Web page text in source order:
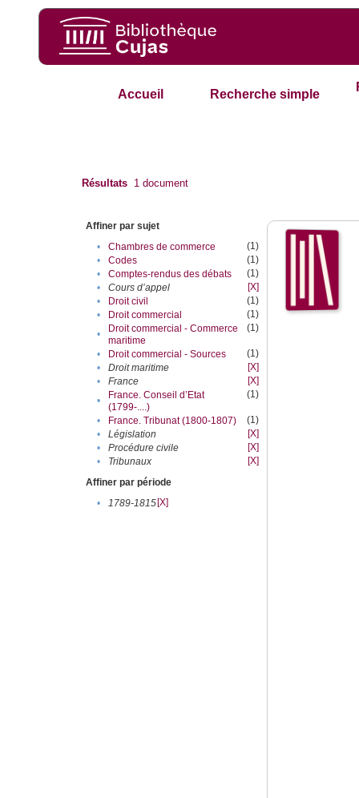
Accueil Recherche simple
Résultats 1 document
Affiner par sujet
•
Chambres de commerce
(1)
•
Codes
(1)
•
Comptes-rendus des débats
(1)
•
Cours d’appel
[X]
•
Droit civil
(1)
•
Droit commercial
(1)
•
Droit commercial - Commerce
maritime
(1)
• Droit commercial - Sources
(1)
•
Droit maritime
[X]
•
France
[X]
•
France. Conseil d’Etat
(1799-....)
(1)
• France. Tribunat (1800-1807)
(1)
•
Législation
[X]
•
Procédure civile
[X]
•
Tribunaux
[X]
Affiner par période
•
1789-1815[X]